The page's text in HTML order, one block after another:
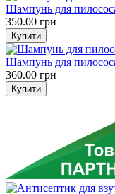
Шампунь для
350.00 грн
Шампунь для
360.00 грн